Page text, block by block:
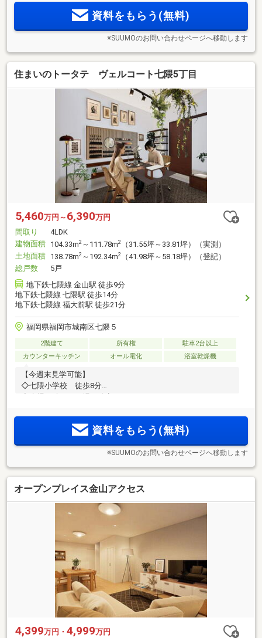
資料をもらう(無料)
※SUUMOのお問い合わせページへ移動します
住まいのトータテ ヴェルコート七隈5丁目
5,460万円～ 6,390万円
間取り
4LDK
建物面積 104.33m2 ～111.78m2
（31.55坪～33.81坪）（実測）
土地面積 138.78m2 ～192.34m2
（41.98坪～58.18坪）（登記）
総戸数
5戸
地下鉄七隈線 金山駅 徒歩9分
地下鉄七隈線 七隈駅 徒歩14分
地下鉄七隈線 福大前駅 徒歩21分
福岡県福岡市城南区七隈５
2階建て 所有権
駐車2台以上
カウンターキッチン
オール電化 浴室乾燥機
【今週末見学可能】
◇七隈小学校 徒歩8分
◇来場日時がその場で確定！
資料をもらう(無料)
※SUUMOのお問い合わせページへ移動します
オープンプレイス金山アクセス
4,399万円・ 4,999万円